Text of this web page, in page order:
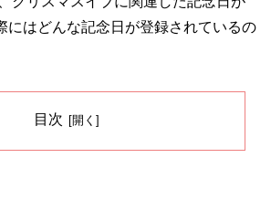
にはどんな記念日が登録されているの
目次